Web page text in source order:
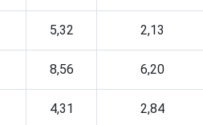
5,32 2,13
8,56 6,20
4,31 2,84